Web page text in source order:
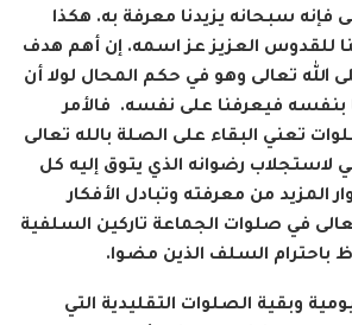
فإنه سبحانه يزيدنا معرفة به. هكذا
للقدوس العزيز عز اسمه. إن أهم هدف
الله تعالى وهو في حكم المحال لولا أن
بنفسه فيعرفنا على نفسه.
فالأمر
تعني البقاء على الصلة بالله تعالى
لاستجلاب رضوانه الذي يتوق إليه كل
المزيد من معرفته وتبادل الأفكار
في صلوات الجماعة تاركين السلفية
باحترام السلف الذين مضوا.
وبقية الصلوات التقليدية التي